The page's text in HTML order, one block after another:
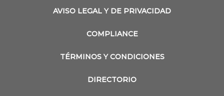
AVISO LEGAL Y DE PRIVACIDAD
COMPLIANCE
TÉRMINOS Y CONDICIONES
DIRECTORIO